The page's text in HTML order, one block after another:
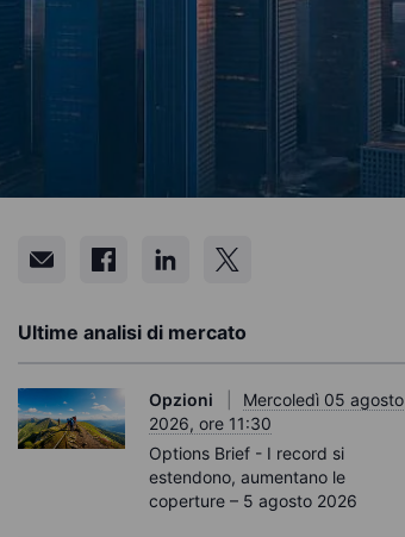
Ultime analisi di mercato
Opzioni
Mercoledì 05 agosto
2026, ore 11:30
Options Brief - I record si
estendono, aumentano le
coperture – 5 agosto 2026